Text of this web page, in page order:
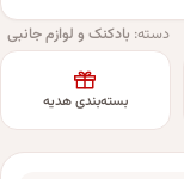
دسته: بادکنک و لوازم جانبی
بسته‌بندی هدیه